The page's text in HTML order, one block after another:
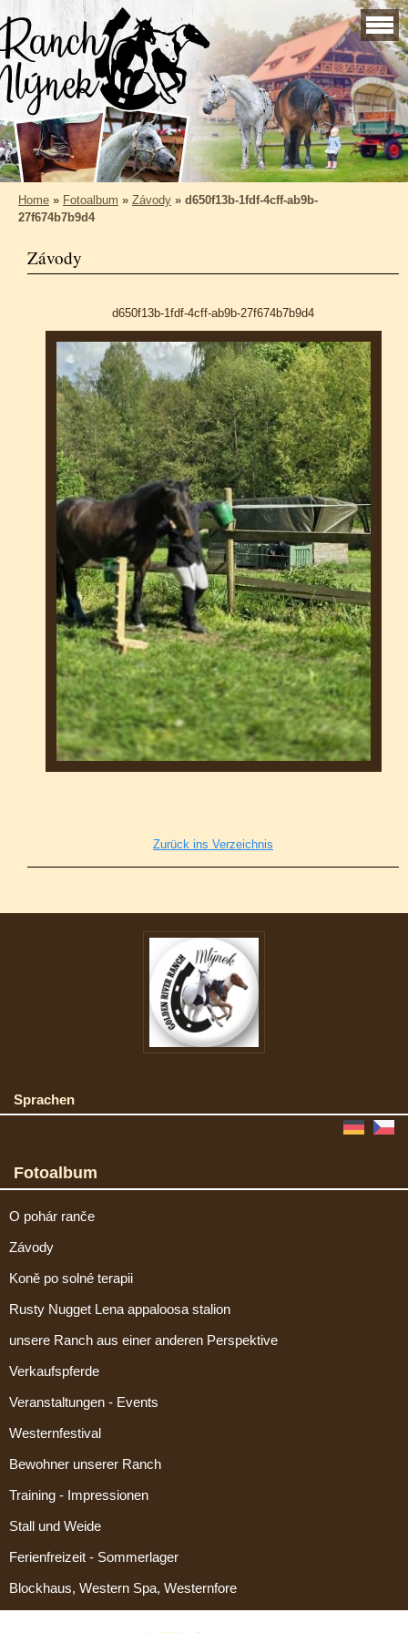
Home » Fotoalbum » Závody » d650f13b-1fdf-4cff-ab9b-
27f674b7b9d4
Závody
d650f13b-1fdf-4cff-ab9b-27f674b7b9d4
Zurück ins Verzeichnis
Sprachen
Fotoalbum
O pohár ranče
Závody
Koně po solné terapii
Rusty Nugget Lena appaloosa stalion
unsere Ranch aus einer anderen Perspektive
Verkaufspferde
Veranstaltungen - Events
Westernfestival
Bewohner unserer Ranch
Training - Impressionen
Stall und Weide
Ferienfreizeit - Sommerlager
Blockhaus, Western Spa, Westernfore